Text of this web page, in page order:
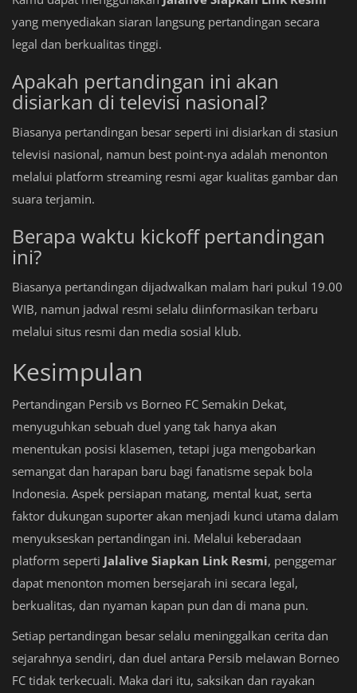
yang menyediakan siaran langsung pertandingan secara
legal dan berkualitas tinggi.
Apakah pertandingan ini akan
disiarkan di televisi nasional?
Biasanya pertandingan besar seperti ini disiarkan di stasiun
televisi nasional, namun best point-nya adalah menonton
melalui platform streaming resmi agar kualitas gambar dan
suara terjamin.
Berapa waktu kickoff pertandingan
ini?
Biasanya pertandingan dijadwalkan malam hari pukul 19.00
WIB, namun jadwal resmi selalu diinformasikan terbaru
melalui situs resmi dan media sosial klub.
Kesimpulan
Pertandingan Persib vs Borneo FC Semakin Dekat,
menyuguhkan sebuah duel yang tak hanya akan
menentukan posisi klasemen, tetapi juga mengobarkan
semangat dan harapan baru bagi fanatisme sepak bola
Indonesia. Aspek persiapan matang, mental kuat, serta
faktor dukungan suporter akan menjadi kunci utama dalam
menyukseskan pertandingan ini. Melalui keberadaan
platform seperti Jalalive Siapkan Link Resmi, penggemar
dapat menonton momen bersejarah ini secara legal,
berkualitas, dan nyaman kapan pun dan di mana pun.
Setiap pertandingan besar selalu meninggalkan cerita dan
sejarahnya sendiri, dan duel antara Persib melawan Borneo
FC tidak terkecuali. Maka dari itu, saksikan dan rayakan